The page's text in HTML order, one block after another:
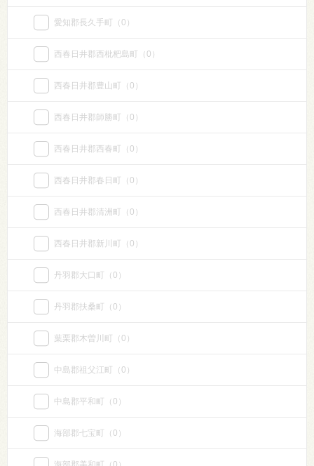
愛知郡長久手町 （0）
西春日井郡西枇杷島町 （0）
西春日井郡豊山町 （0）
西春日井郡師勝町 （0）
西春日井郡西春町 （0）
西春日井郡春日町 （0）
西春日井郡清洲町 （0）
西春日井郡新川町 （0）
丹羽郡大口町 （0）
丹羽郡扶桑町 （0）
葉栗郡木曽川町 （0）
中島郡祖父江町 （0）
中島郡平和町 （0）
海部郡七宝町 （0）